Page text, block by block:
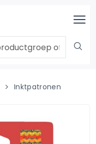
Inktpatronen